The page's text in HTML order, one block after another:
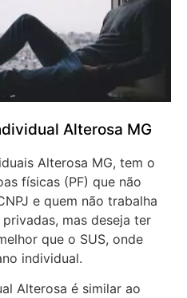
Alterosa MG
Alterosa MG, tem o
físicas (PF) que não
e quem não trabalha
mas deseja ter
que o SUS, onde
individual.
Alterosa é similar ao